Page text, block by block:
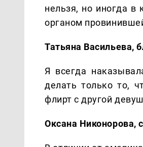
нельзя, но иногда в
органом
Татьяна Васильева,
Я всегда
делать только то,
флирт с другой
Оксана Никонорова,